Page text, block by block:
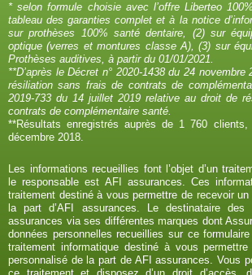
* selon formule choisie avec l’offre Liberteo
tableau des garanties complet et à la notice
sur prothèses 100% santé dentaire, (2) sur
optique (verres et montures classe A), (3) sur
Prothèses auditives, à partir du 01/01/2021.
**D’après le Décret n° 2020-1438 du 24
résiliation sans frais de contrats de
2019-733 du 14 juillet 2019 relative au droit de
contrats de complémentaire santé.
**Résultats enregistrés auprès de 1 760
décembre 2018.
Les informations recueillies font l’objet d’un
le responsable est AFI assurances. Ces
traitement destiné à vous permettre de recevoir
la part d’AFI assurances. Le destinataire des
assurances via ses différentes marques dont
données personnelles recueillies sur ce formulaire
traitement informatique destiné à vous
personnalisé de la part de AFI assurances. Vous